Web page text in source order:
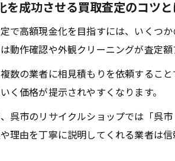
を成功させる買取査定のコツ
で高額現金化を目指すには、いくつ
動作確認や外観クリーニングが査定額
数の業者に相見積もりを依頼するこ
く価格が提示されやすくなります。
呉市のリサイクルショップでは「呉
理由を丁寧に説明してくれる業者は